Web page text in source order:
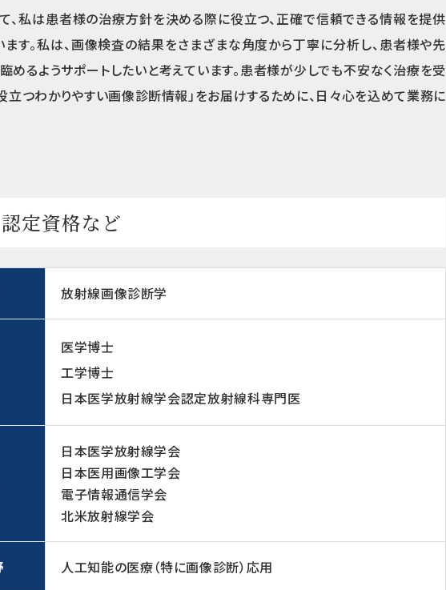
、私は患者様の治療方針を決める際に役立つ、正確で信頼できる情報を提供
ます。私は、画像検査の結果をさまざまな角度から丁寧に分析し、患者様や先
めるようサポートしたいと考えています。患者様が少しでも不安なく治療を受
立つわかりやすい画像診断情報」をお届けするために、日々心を込めて業務に
定資格など
放射線画像診断学
医学博士
工学博士
日本医学放射線学会認定放射線科専門医
日本医学放射線学会
日本医用画像工学会
電子情報通信学会
北米放射線学会
人工知能の医療（特に画像診断）応用